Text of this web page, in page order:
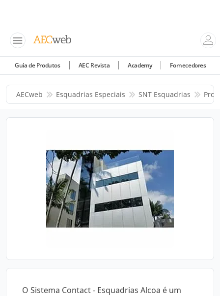
Guia de Produtos AEC Revista Academy Fornecedores
AECweb Esquadrias Especiais SNT Esquadrias
O Sistema Contact - Esquadrias Alcoa é um